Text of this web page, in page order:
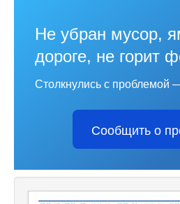
Не убран мусор,
дороге, не горит
Столкнулись с проблемой
Сообщить о